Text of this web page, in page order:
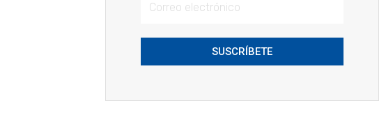
SUSCRÍBETE